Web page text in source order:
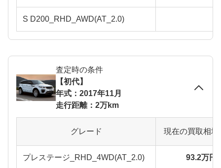
S D200_RHD_AWD(AT_2.0)
査定時の条件
【初代】
年式：2017年11月
走行距離：2万km
グレード 現在の買取相
プレステージ_RHD_4WD(AT_2.0) 93.2万円